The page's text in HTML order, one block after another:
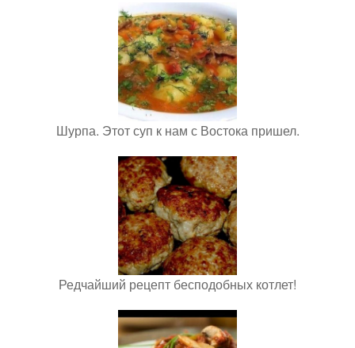
Шурпа. Этот суп к нам с Востока пришел.
Редчайший рецепт бесподобных котлет!